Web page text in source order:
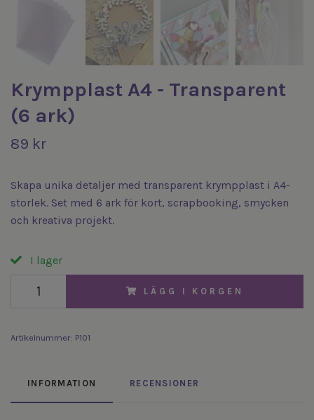
Krympplast A4 - Transparent
(6 ark)
89 kr
Skapa unika detaljer med transparent krympplast i A4-
storlek. Set med 6 ark för kort, scrapbooking, smycken
och kreativa projekt.
I lager
LÄGG I KORGEN
Artikelnummer: P101
INFORMATION RECENSIONER